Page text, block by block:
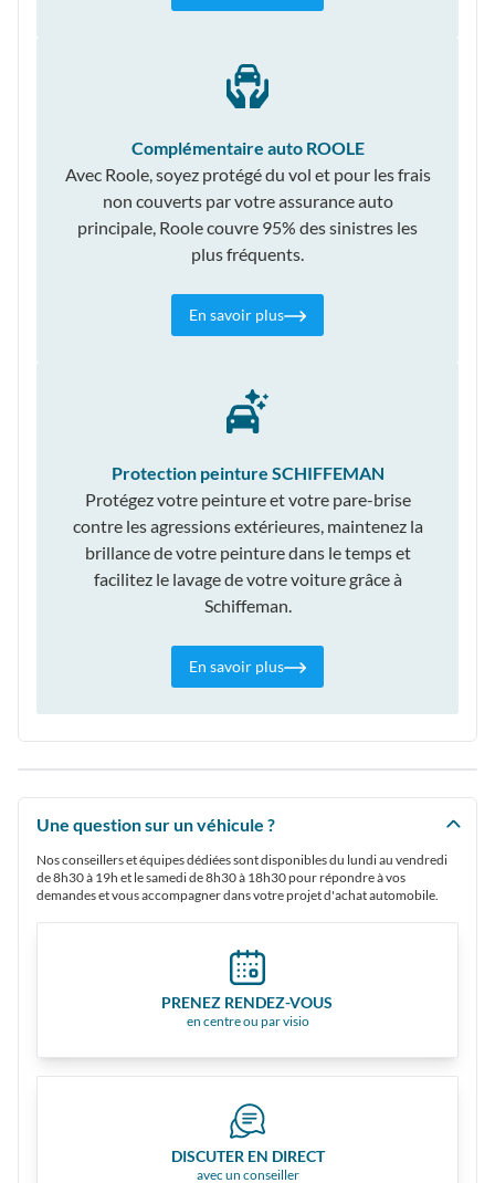
Complémentaire auto ROOLE
Avec Roole, soyez protégé du vol et pour les frais
non couverts par votre assurance auto
principale, Roole couvre 95% des sinistres les
plus fréquents.
En savoir plus
Protection peinture SCHIFFEMAN
Protégez votre peinture et votre pare-brise
contre les agressions extérieures, maintenez la
brillance de votre peinture dans le temps et
facilitez le lavage de votre voiture grâce à
Schiffeman.
En savoir plus
Une question sur un véhicule ?
Nos conseillers et équipes dédiées sont disponibles du lundi au vendredi
de 8h30 à 19h et le samedi de 8h30 à 18h30 pour répondre à vos
demandes et vous accompagner dans votre projet d'achat automobile.
PRENEZ RENDEZ-VOUS
en centre ou par visio
DISCUTER EN DIRECT
avec un conseiller